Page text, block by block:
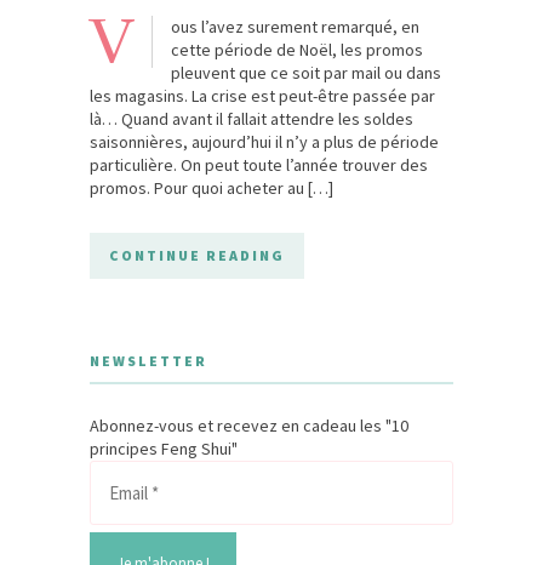
V
ous l’avez surement remarqué, en
cette période de Noël, les promos
pleuvent que ce soit par mail ou dans
les magasins. La crise est peut-être passée par
là… Quand avant il fallait attendre les soldes
saisonnières, aujourd’hui il n’y a plus de période
particulière. On peut toute l’année trouver des
promos. Pour quoi acheter au […]
CONTINUE READING
NEWSLETTER
Abonnez-vous et recevez en cadeau les "10
principes Feng Shui"